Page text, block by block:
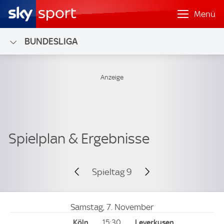
Menü
BUNDESLIGA
Spieltag 9
Samstag, 7. November